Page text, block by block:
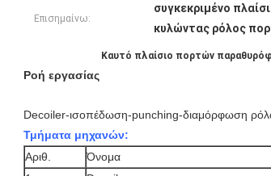
Επισημαίνω:
συγκεκριμένο
κυλώντας ρόλος
Καυτό πλαίσιο πορτών
Ροή εργασίας
Decoiler-ισοπέδωση-punching-διαμόρφωση
Τμήματα μηχανών:
Αριθ.
Όνομα